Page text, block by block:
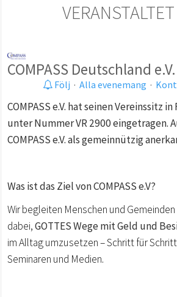
COMPASS Deutschland e.V.
Följ · Alla evenemang ·
COMPASS e.V. hat seinen Vereinssitz
unter Nummer VR 2900 eingetragen.
COMPASS e.V. als gemeinnützig
Was ist das Ziel von COMPASS e.V?
Wir begleiten Menschen und
dabei,GOTTES Wege mit Geld und
im Alltag umzusetzen – Schritt für
Seminaren und Medien.